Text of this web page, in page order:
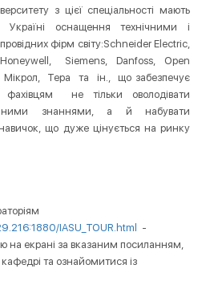
з цієї спеціальності мають
оснащення технічними і
фірм світу:Schneider Electric,
Honeywell, Siemens, Danfoss, Open
Тера та ін., що забезпечує
фахівцям не тільки оволодівати
знаннями, а й набувати
що дуже цінується на ринку
IASU_TOUR.html
-
на екрані за вказаним посиланням,
та ознайомитися із